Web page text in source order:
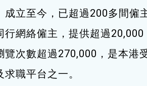
成立至今，已超過200多間僱
行網絡僱主，提供超過20,000
覽次數超過270,000，是本港
職平台之一。